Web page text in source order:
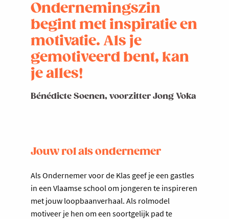
Ondernemingszin
begint met inspiratie en
motivatie. Als je
gemotiveerd bent, kan
je alles!
Bénédicte Soenen, voorzitter Jong Voka
Jouw rol als ondernemer
Als Ondernemer voor de Klas geef je een gastles
in een Vlaamse school om jongeren te inspireren
met jouw loopbaanverhaal. Als rolmodel
motiveer je hen om een soortgelijk pad te